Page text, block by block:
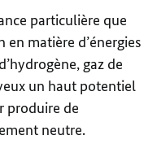
particulière que
en matière d’énergies
gaz de
un haut potentiel
produire de
neutre.